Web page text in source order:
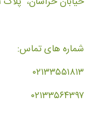
شماره های تماس:
۰۲۱۳۳۵۵۱۸۱۳
۰۲۱۳۳۵۶۴۳۹۷